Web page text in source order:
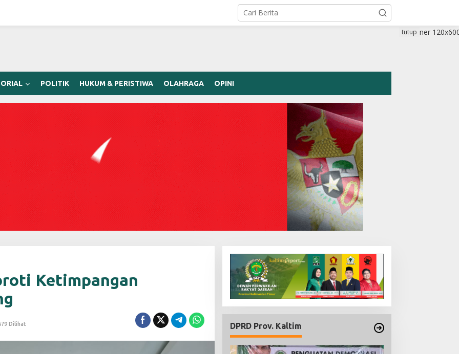
POLITIK HUKUM & PERISTIWA OLAHRAGA OPINI
tutup
Ketimpangan
Dilihat DPRD Prov. Kaltim